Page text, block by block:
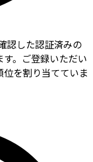
認した認証済みの
。ご登録いただい
を割り当てていま